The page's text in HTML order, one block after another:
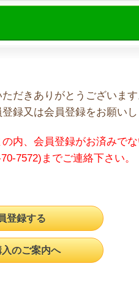
だきありがとうございます
録又は会員登録をお願いし
内、会員登録がお済みで
7572)までご連絡下さい。
登録する
のご案内へ